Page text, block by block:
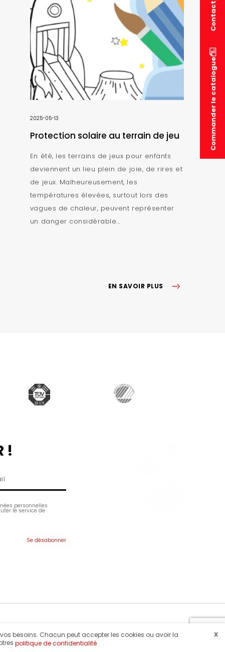
Commander le catalogue
Contact
2025-05-13
Protection solaire au terrain de jeu
En été, les terrains de jeux pour enfants
deviennent un lieu plein de joie, de rires et
de jeux. Malheureusement, les
températures élevées, surtout lors des
vagues de chaleur, peuvent représenter
un danger considérable...
EN SAVOIR PLUS
!
personnelles
le service de
Plan du site Lars Laj dans le monde entier x
besoins. Chacun peut accepter les cookies ou avoir la
politique de confidentialité